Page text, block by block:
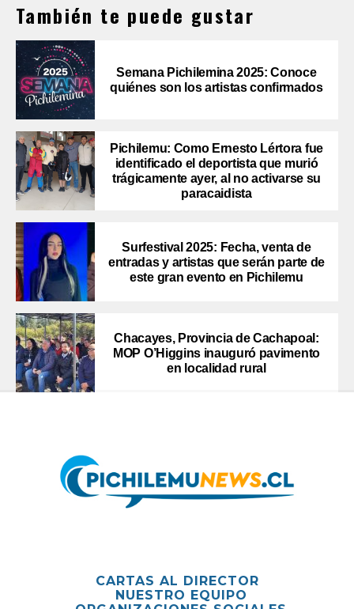
También te puede gustar
Semana Pichilemina 2025: Conoce
quiénes son los artistas confirmados
Pichilemu: Como Ernesto Lértora fue
identificado el deportista que murió
trágicamente ayer, al no activarse su
paracaidista
Surfestival 2025: Fecha, venta de
entradas y artistas que serán parte de
este gran evento en Pichilemu
Chacayes, Provincia de Cachapoal:
MOP O’Higgins inauguró pavimento
en localidad rural
CARTAS AL DIRECTOR
NUESTRO EQUIPO